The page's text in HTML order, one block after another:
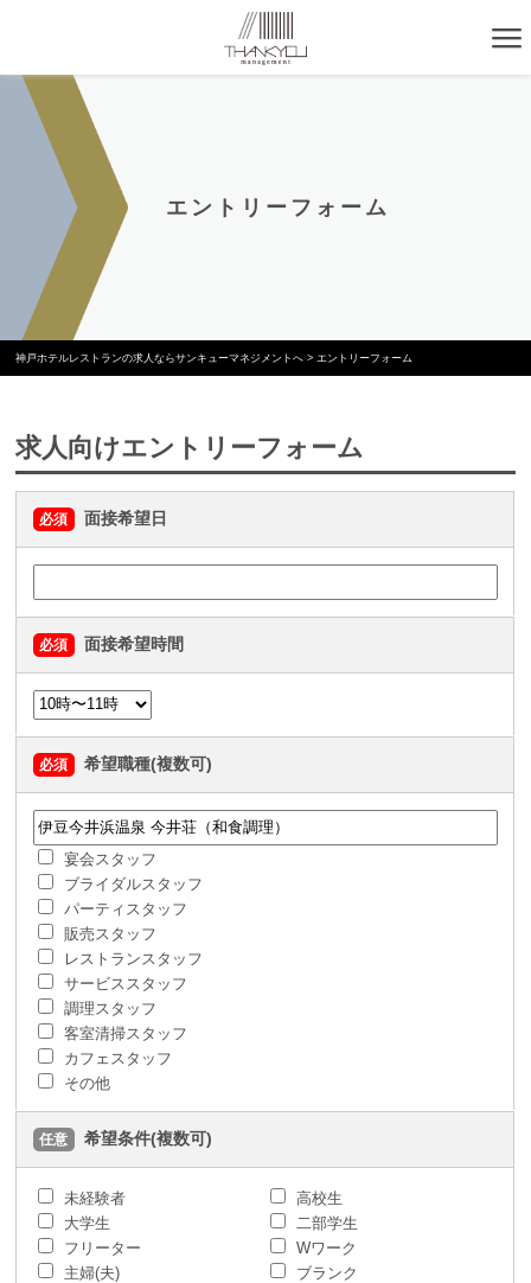
エントリーフォーム
神戸ホテルレストランの求人ならサンキューマネジメントへ > エントリーフォーム
求人向けエントリーフォーム
必須 面接希望日
必須 面接希望時間
必須 希望職種(複数可)
宴会スタッフ
ブライダルスタッフ
パーティスタッフ
販売スタッフ
レストランスタッフ
サービススタッフ
調理スタッフ
客室清掃スタッフ
カフェスタッフ
その他
任意 希望条件(複数可)
未経験者
高校生
大学生
二部学生
フリーター
Wワーク
主婦(夫)
ブランク